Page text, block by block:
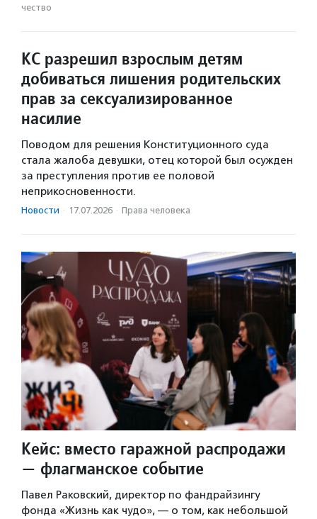
чест­во
КС разрешил взрослым детям
добиваться лишения родительских
прав за сексуализированное
насилие
Поводом для решения Конституционного суда
стала жалоба девушки, отец которой был осужден
за преступления против ее половой
неприкосновенности.
Новости · 17.07.2026 · Права человека
Кейс: вместо гаражной распродажи
— флагманское событие
Павел Раковский, директор по фандрайзингу
фонда «Жизнь как чудо», — о том, как небольшой